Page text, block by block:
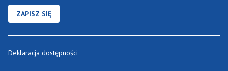
ZAPISZ SIĘ
Deklaracja dostępności